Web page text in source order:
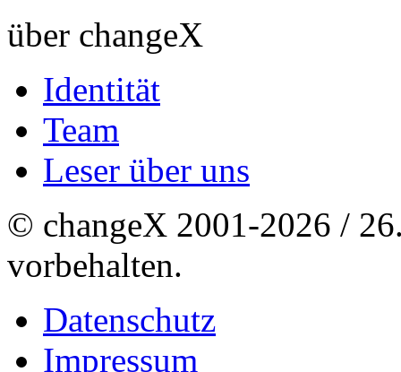
über changeX
Identität
Team
Leser über uns
© changeX 2001-2026 /
vorbehalten.
Datenschutz
Impressum